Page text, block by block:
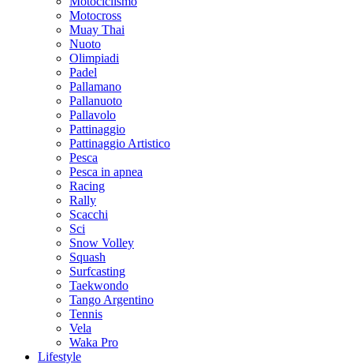
Motocross
Muay Thai
Nuoto
Olimpiadi
Padel
Pallamano
Pallanuoto
Pallavolo
Pattinaggio
Pattinaggio Artistico
Pesca
Pesca in apnea
Racing
Rally
Scacchi
Sci
Snow Volley
Squash
Surfcasting
Taekwondo
Tango Argentino
Tennis
Vela
Waka Pro
Lifestyle